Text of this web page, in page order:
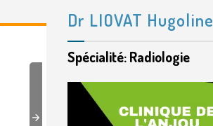
Next
Dr LIOVAT Hugoline
Spécialité: Radiologie